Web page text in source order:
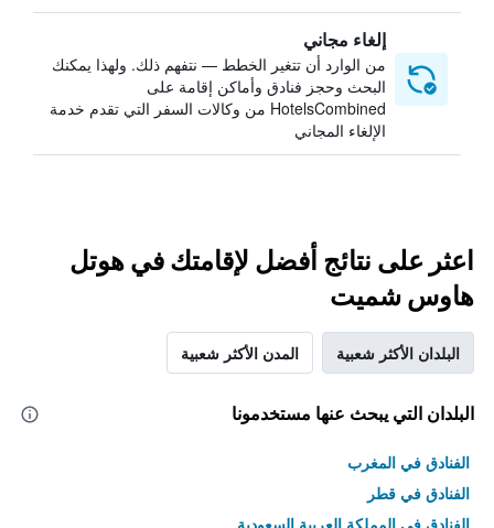
إلغاء مجاني
من الوارد أن تتغير الخطط — نتفهم ذلك. ولهذا يمكنك
البحث وحجز فنادق وأماكن إقامة على
HotelsCombined من وكالات السفر التي تقدم خدمة
الإلغاء المجاني
اعثر على نتائج أفضل لإقامتك في هوتل
هاوس شميت
البلدان الأكثر شعبية المدن الأكثر شعبية
البلدان التي يبحث عنها مستخدمونا
الفنادق في المغرب
الفنادق في قطر
الفنادق في المملكة العربية السعودية